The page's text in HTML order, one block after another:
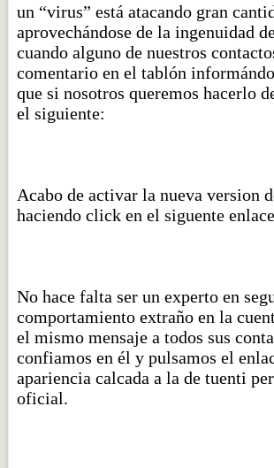
un “virus” está atacando gran
aprovechándose de la ingenuidad
cuando alguno de nuestros
comentario en el tablón
que si nosotros queremos hacerlo
el siguiente:
Acabo de activar la nueva version
haciendo click en el siguente enlace
No hace falta ser un experto en
comportamiento extraño en la
el mismo mensaje a todos sus
confiamos en él y pulsamos el
apariencia calcada a la de tuenti
oficial.